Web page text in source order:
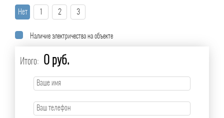
Нет 2 3
Наличие электричества на объекте
Итого: 0 руб.